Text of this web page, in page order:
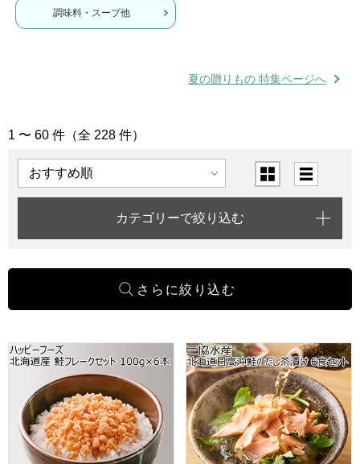
調味料・スープ他
夏の贈りもの 特集ページへ
「惣菜・グルメ」の商品一覧
1 〜 60 件（全 228 件）
表示順 表示切替
カテゴリーで絞り込む
ハッピーフーズ 北海道産 鮭フレークセット 100g×6本【お
三協水産 北海道日高沖鮭の